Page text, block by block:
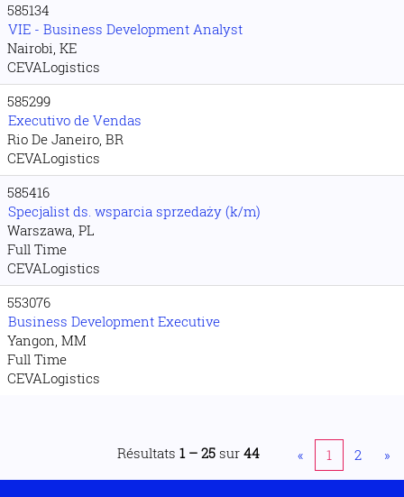
585134
VIE - Business Development Analyst
Nairobi, KE
CEVALogistics
585299
Executivo de Vendas
Rio De Janeiro, BR
CEVALogistics
585416
Specjalist ds. wsparcia sprzedaży (k/m)
Warszawa, PL
Full Time
CEVALogistics
553076
Business Development Executive
Yangon, MM
Full Time
CEVALogistics
Résultats 1 – 25 sur 44 « 1 2 »